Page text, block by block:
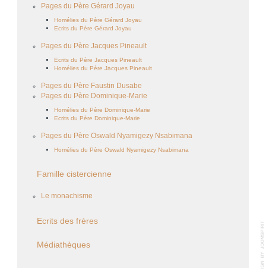
Pages du Père Gérard Joyau
Homélies du Père Gérard Joyau
Ecrits du Père Gérard Joyau
Pages du Père Jacques Pineault
Ecrits du Père Jacques Pineault
Homélies du Père Jacques Pineault
Pages du Père Faustin Dusabe
Pages du Père Dominique-Marie
Homélies du Père Dominique-Marie
Ecrits du Père Dominique-Marie
Pages du Père Oswald Nyamigezy Nsabimana
Homélies du Père Oswald Nyamigezy Nsabimana
Famille cistercienne
Le monachisme
Ecrits des frères
Médiathèques